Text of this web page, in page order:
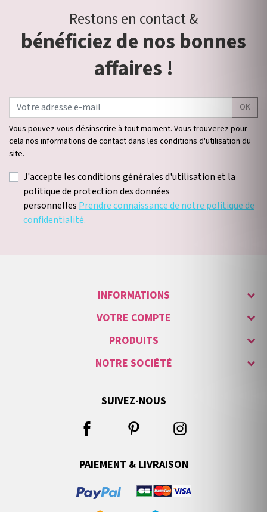
Restons en contact &
bénéficiez de nos bonnes
affaires !
OK
Vous pouvez vous désinscrire à tout moment. Vous trouverez pour
cela nos informations de contact dans les conditions d'utilisation du
site.
J'accepte les conditions générales d'utilisation et la
politique de protection des données
personnelles Prendre connaissance de notre politique de
confidentialité.
INFORMATIONS
VOTRE COMPTE
PRODUITS
NOTRE SOCIÉTÉ
SUIVEZ-NOUS
PAIEMENT & LIVRAISON